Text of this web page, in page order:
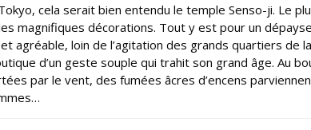
cela serait bien entendu le temple Senso-ji. Le
magnifiques décorations. Tout y est pour un
agréable, loin de l’agitation des grands quartiers de
d’un geste souple qui trahit son grand âge. Au
par le vent, des fumées âcres d’encens